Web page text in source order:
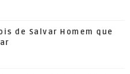
de Salvar Homem que